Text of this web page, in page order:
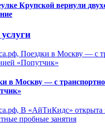
Крупской вернули
в Москву — с